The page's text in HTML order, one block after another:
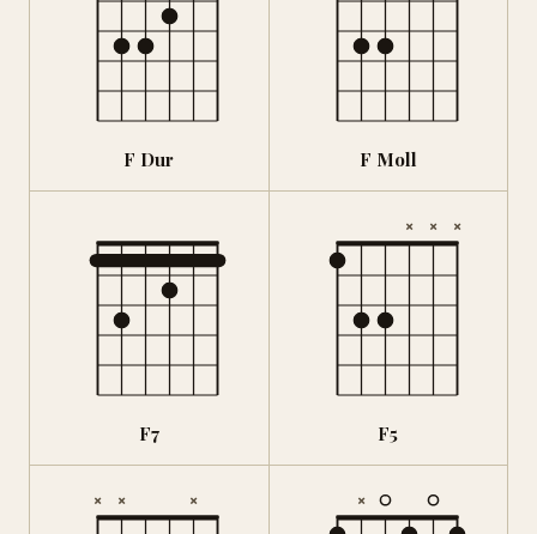
F Dur F Moll
F7
× × ×
F5
× × × ×